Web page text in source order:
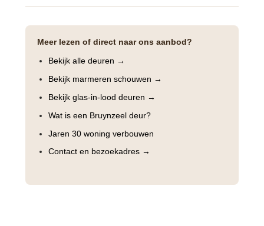
Meer lezen of direct naar ons aanbod?
Bekijk alle deuren →
Bekijk marmeren schouwen →
Bekijk glas-in-lood deuren →
Wat is een Bruynzeel deur?
Jaren 30 woning verbouwen
Contact en bezoekadres →